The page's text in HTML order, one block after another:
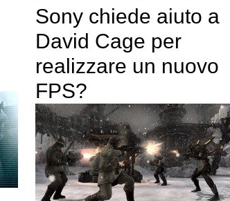
Sony chiede aiuto a
David Cage per
realizzare un nuovo
FPS?